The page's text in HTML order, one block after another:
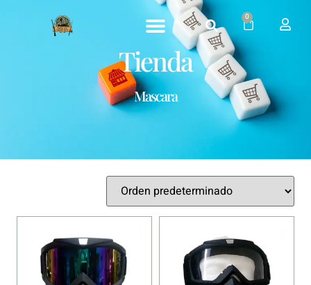
0
Tienda
Mascara